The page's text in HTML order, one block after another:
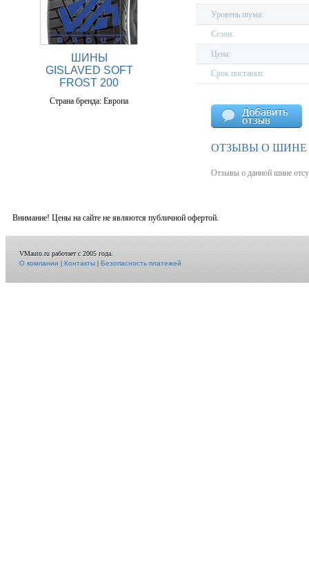
ШИНЫ
GISLAVED SOFT
FROST 200
Страна бренда: Европа
Уровень шума:
Сезон:
Цена:
Срок поставки:
ОТЗЫВЫ О ШИНЕ
Отзывы о данной шине
Внимание! Цены на сайте не являются публичной офертой.
VMauto.ru работает с 2005 года.
О компании|Контакты|Безопасность платежей